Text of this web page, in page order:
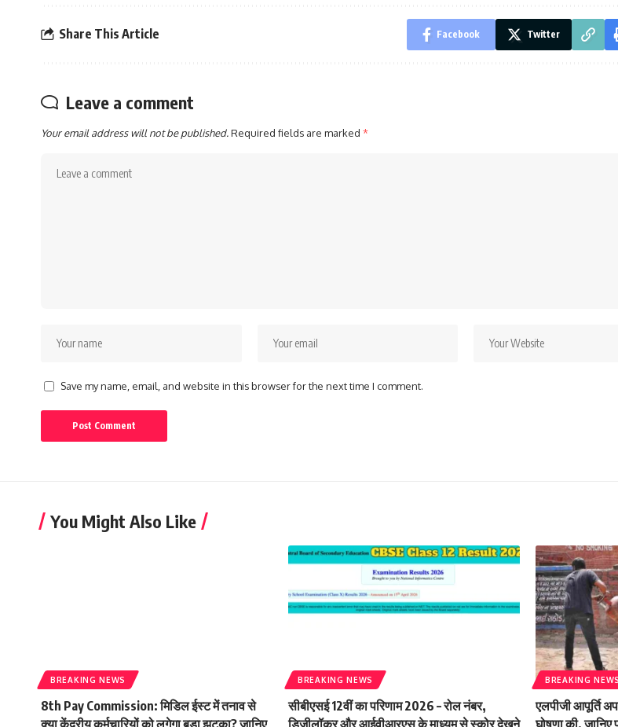
Share This Article Facebook Twitter
Leave a comment
Your email address will not be published.Required fields are marked *
Save my name, email, and website in this browser for the next time I comment.
You Might Also Like
BREAKING NEWS
8th Pay Commission: मिडिल ईस्ट में तनाव से
क्या केंद्रीय कर्मचारियों को लगेगा बड़ा झटका? जानिए
BREAKING NEWS
सीबीएसई 12वीं का परिणाम 2026 – रोल नंबर,
डिजीलॉकर और आईवीआरएस के माध्यम से स्कोर देखने
BREAKING NEWS
एलपीजी आपूर्ति
घोषणा की, जानिए